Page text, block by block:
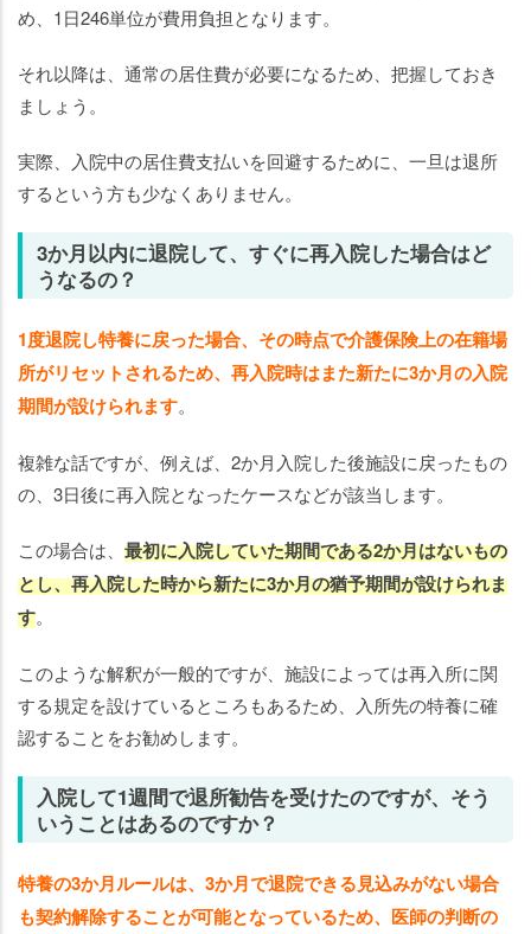
め、1日246単位が費用負担となります。
それ以降は、通常の居住費が必要になるため、把握しておき
ましょう。
実際、入院中の居住費支払いを回避するために、一旦は退所
するという方も少なくありません。
3か月以内に退院して、すぐに再入院した場合はど
うなるの？
1度退院し特養に戻った場合、その時点で介護保険上の在籍場
所がリセットされるため、再入院時はまた新たに3か月の入院
期間が設けられます。
複雑な話ですが、例えば、2か月入院した後施設に戻ったもの
の、3日後に再入院となったケースなどが該当します。
この場合は、 最初に入院していた期間である2か月はないもの
とし、再入院した時から新たに3か月の猶予期間が設けられま
す。
このような解釈が一般的ですが、施設によっては再入所に関
する規定を設けているところもあるため、入所先の特養に確
認することをお勧めします。
入院して1週間で退所勧告を受けたのですが、そう
いうことはあるのですか？
特養の3か月ルールは、3か月で退院できる見込みがない場合
も契約解除することが可能となっているため、医師の判断の